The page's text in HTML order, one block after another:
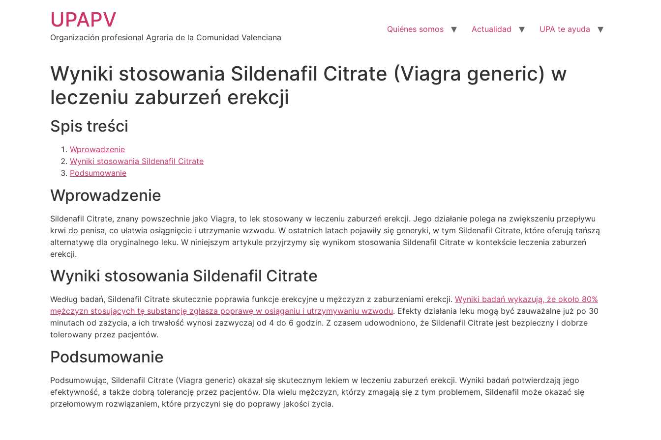
UPAPV
Organización profesional Agraria de la Comunidad Valenciana
Quiénes somos Actualidad UPA te ayuda
Wyniki stosowania Sildenafil Citrate (Viagra generic) w
leczeniu zaburzeń erekcji
Spis treści
Wprowadzenie
Wyniki stosowania Sildenafil Citrate
Podsumowanie
Wprowadzenie
Sildenafil Citrate, znany powszechnie jako Viagra, to lek stosowany w leczeniu zaburzeń erekcji. Jego działanie polega na zwiększeniu przepływu
krwi do penisa, co ułatwia osiągnięcie i utrzymanie wzwodu. W ostatnich latach pojawiły się generyki, w tym Sildenafil Citrate, które oferują tańszą
alternatywę dla oryginalnego leku. W niniejszym artykule przyjrzymy się wynikom stosowania Sildenafil Citrate w kontekście leczenia zaburzeń
erekcji.
Wyniki stosowania Sildenafil Citrate
Według badań, Sildenafil Citrate skutecznie poprawia funkcje erekcyjne u mężczyzn z zaburzeniami erekcji. Wyniki badań wykazują, że około 80%
mężczyzn stosujących tę substancję zgłasza poprawę w osiąganiu i utrzymywaniu wzwodu. Efekty działania leku mogą być zauważalne już po 30
minutach od zażycia, a ich trwałość wynosi zazwyczaj od 4 do 6 godzin. Z czasem udowodniono, że Sildenafil Citrate jest bezpieczny i dobrze
tolerowany przez pacjentów.
Podsumowanie
Podsumowując, Sildenafil Citrate (Viagra generic) okazał się skutecznym lekiem w leczeniu zaburzeń erekcji. Wyniki badań potwierdzają jego
efektywność, a także dobrą tolerancję przez pacjentów. Dla wielu mężczyzn, którzy zmagają się z tym problemem, Sildenafil może okazać się
przełomowym rozwiązaniem, które przyczyni się do poprawy jakości życia.